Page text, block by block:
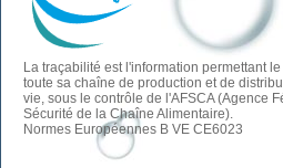
La traçabilité est l'information permettant
toute sa chaîne de production et de
vie, sous le contrôle de l'AFSCA (Agence
Sécurité de la Chaîne Alimentaire).
Normes Européennes B VE CE6023